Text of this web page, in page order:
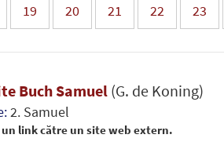
19 20 21 22 23
Buch Samuel (G. de Koning)
2. Samuel
un link către un site web extern.